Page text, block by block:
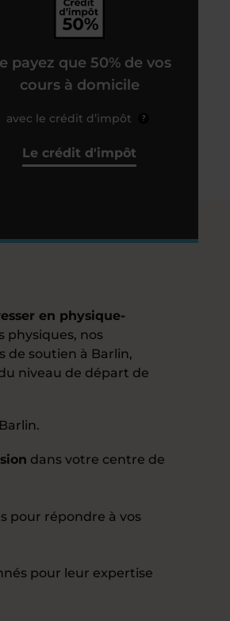
payez que 50% de vos
cours à domicile
avec le crédit d’impôt ?
Le crédit d'impôt
en physique-
physiques, nos
de soutien à Barlin,
niveau de départ de
dans votre centre de
pour répondre à vos
pour leur expertise